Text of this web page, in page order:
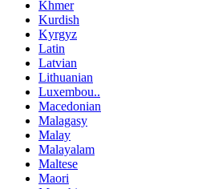
Khmer
Kurdish
Kyrgyz
Latin
Latvian
Lithuanian
Luxembou..
Macedonian
Malagasy
Malay
Malayalam
Maltese
Maori